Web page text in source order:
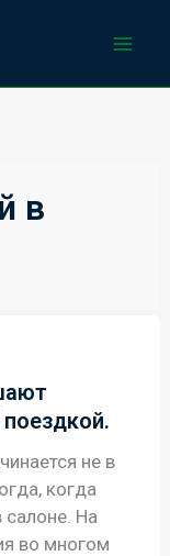
в
не в
когда
салоне. На
во многом